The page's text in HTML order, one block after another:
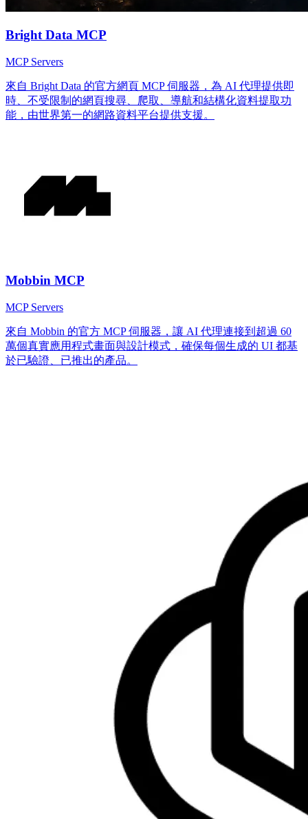
Bright Data MCP
MCP Servers
來自 Bright Data 的官方網頁 MCP 伺服器，為 AI 代理提供即
時、不受限制的網頁搜尋、爬取、導航和結構化資料提取功
能，由世界第一的網路資料平台提供支援。
Mobbin MCP
MCP Servers
來自 Mobbin 的官方 MCP 伺服器，讓 AI 代理連接到超過 60
萬個真實應用程式畫面與設計模式，確保每個生成的 UI 都基
於已驗證、已推出的產品。